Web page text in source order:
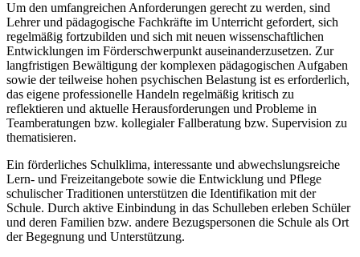
Um den umfangreichen Anforderungen gerecht zu werden, sind
Lehrer und pädagogische Fachkräfte im Unterricht gefordert, sich
regelmäßig fortzubilden und sich mit neuen wissenschaftlichen
Entwicklungen im Förderschwerpunkt auseinanderzusetzen. Zur
langfristigen Bewältigung der komplexen pädagogischen Aufgaben
sowie der teilweise hohen psychischen Belastung ist es erforderlich,
das eigene professionelle Handeln regelmäßig kritisch zu
reflektieren und aktuelle Herausforderungen und Probleme in
Teamberatungen bzw. kollegialer Fallberatung bzw. Supervision zu
thematisieren.
Ein förderliches Schulklima, interessante und abwechslungsreiche
Lern- und Freizeitangebote sowie die Entwicklung und Pflege
schulischer Traditionen unterstützen die Identifikation mit der
Schule. Durch aktive Einbindung in das Schulleben erleben Schüler
und deren Familien bzw. andere Bezugspersonen die Schule als Ort
der Begegnung und Unterstützung.